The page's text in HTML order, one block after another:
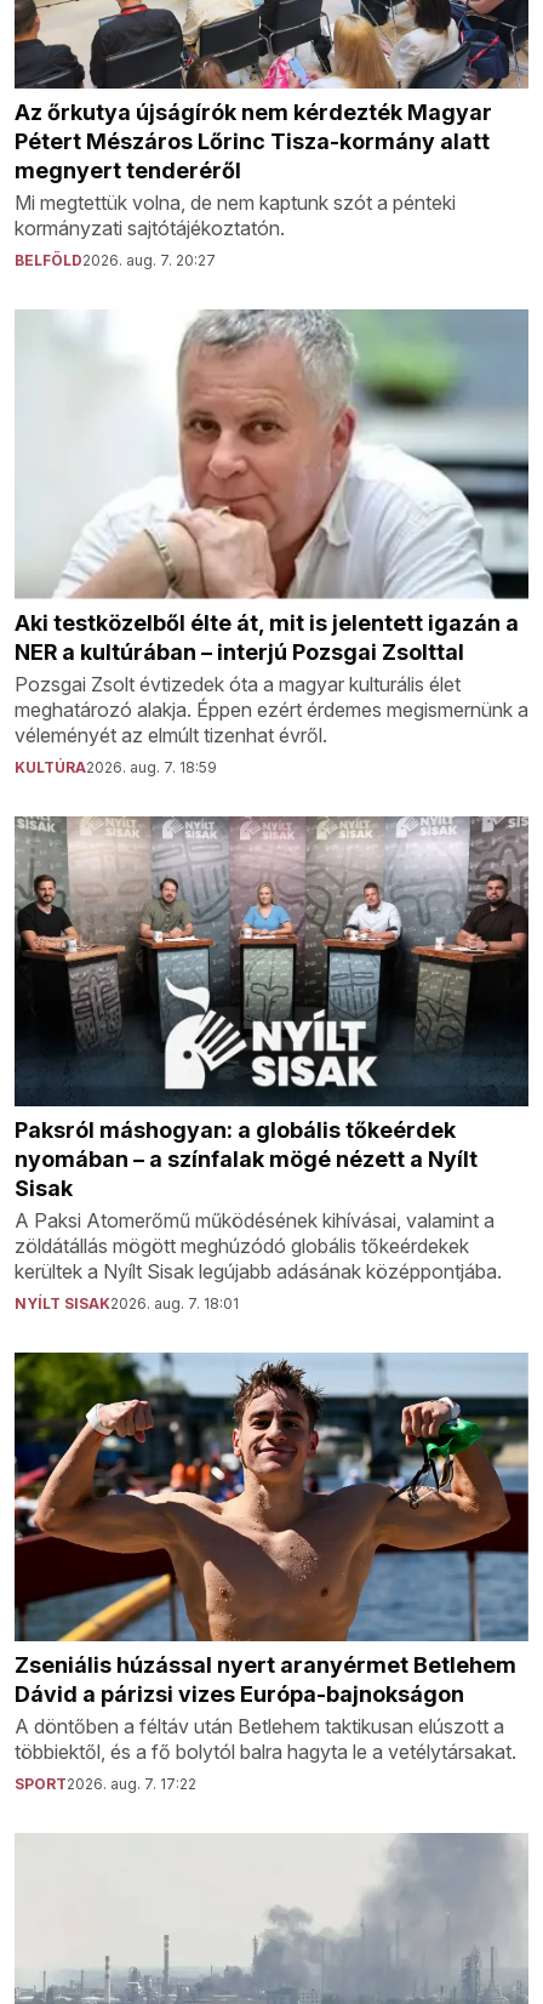
Az őrkutya újságírók nem kérdezték Magyar
Pétert Mészáros Lőrinc Tisza-kormány alatt
megnyert tenderéről
Mi megtettük volna, de nem kaptunk szót a pénteki
kormányzati sajtótájékoztatón.
BELFÖLD2026. aug. 7. 20:27
Aki testközelből élte át, mit is jelentett igazán a
NER a kultúrában – interjú Pozsgai Zsolttal
Pozsgai Zsolt évtizedek óta a magyar kulturális élet
meghatározó alakja. Éppen ezért érdemes megismernünk a
véleményét az elmúlt tizenhat évről.
KULTÚRA2026. aug. 7. 18:59
Paksról máshogyan: a globális tőkeérdek
nyomában – a színfalak mögé nézett a Nyílt
Sisak
A Paksi Atomerőmű működésének kihívásai, valamint a
zöldátállás mögött meghúzódó globális tőkeérdekek
kerültek a Nyílt Sisak legújabb adásának középpontjába.
NYÍLT SISAK2026. aug. 7. 18:01
Zseniális húzással nyert aranyérmet Betlehem
Dávid a párizsi vizes Európa-bajnokságon
A döntőben a féltáv után Betlehem taktikusan elúszott a
többiektől, és a fő bolytól balra hagyta le a vetélytársakat.
SPORT2026. aug. 7. 17:22